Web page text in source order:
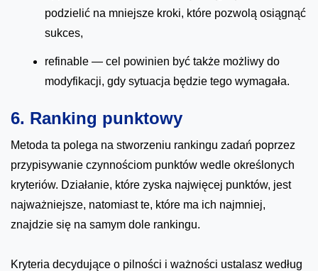
podzielić na mniejsze kroki, które pozwolą osiągnąć
sukces,
refinable — cel powinien być także możliwy do
modyfikacji, gdy sytuacja będzie tego wymagała.
6. Ranking punktowy
Metoda ta polega na stworzeniu rankingu zadań poprzez
przypisywanie czynnościom punktów wedle określonych
kryteriów. Działanie, które zyska najwięcej punktów, jest
najważniejsze, natomiast te, które ma ich najmniej,
znajdzie się na samym dole rankingu.
Kryteria decydujące o pilności i ważności ustalasz według